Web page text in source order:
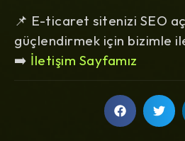
📌 E-ticaret sitenizi SEO
güçlendirmek için bizimle
➡️ İletişim Sayfamız